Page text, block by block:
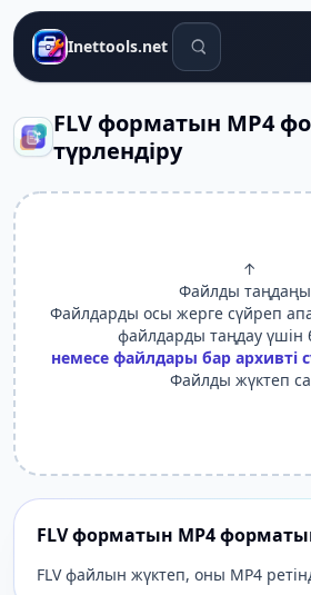
Inettools.net Іздеу құралдары
FLV форматын MP4
түрлендіру
↑
Файлды
Файлдарды осы жерге сүйреп
файлдарды таңдау үшін
немесе файлдары бар архивті
Файлды жүктеп
FLV форматын MP4
FLV файлын жүктеп, оны MP4